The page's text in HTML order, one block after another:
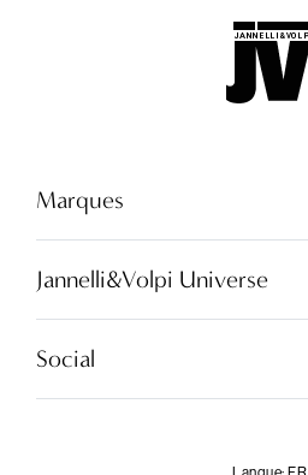
Marques
Jannelli&Volpi Universe
Social